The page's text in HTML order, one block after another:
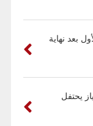
بعد نهاية
يحتفل